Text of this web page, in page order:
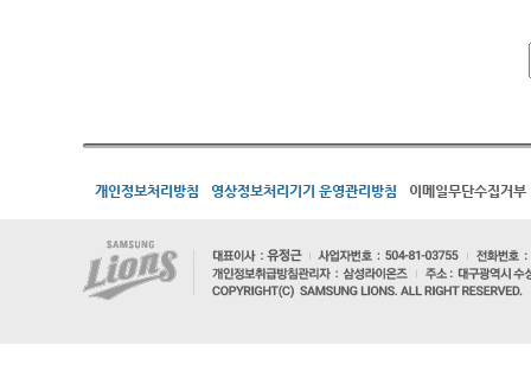
개인정보처리방침 영상정보처리기기 운영관리방침 이메일무단수집거부